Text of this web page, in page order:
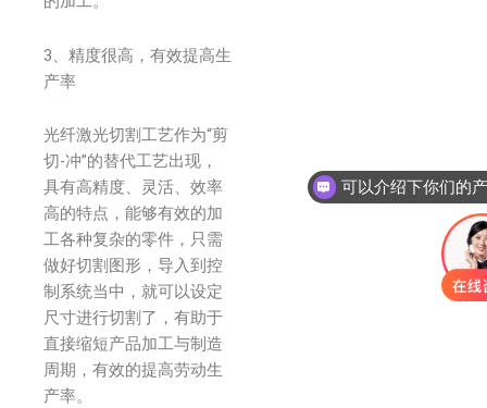
3、精度很高，有效提高生
产率
光纤激光切割工艺作为“剪
切-冲”的替代工艺出现，
具有高精度、灵活、效率
高的特点，能够有效的加
工各种复杂的零件，只需
做好切割图形，导入到控
制系统当中，就可以设定
尺寸进行切割了，有助于
直接缩短产品加工与制造
周期，有效的提高劳动生
产率。